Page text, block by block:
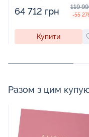
- 958937
64 712 грн 119
-55
Купити
Разом з цим